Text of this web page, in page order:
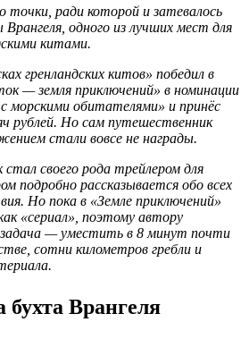
точки, ради которой и затевалось
одного из лучших мест для
китами.
гренландских китов» победил в
— земля приключений» в номинации
морскими обитателями» и принёс
рублей. Но сам путешественник
стали вовсе не награды.
своего рода трейлером для
подробно рассказывается обо всех
Но пока в «Земле приключений»
«сериал», поэтому автору
задача — уместить в 8 минут почти
сотни километров гребли и
Врангеля